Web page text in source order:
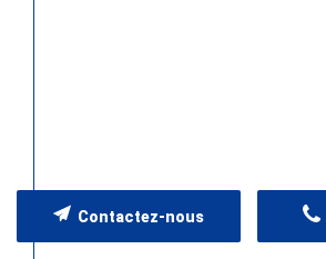
Contactez-nous